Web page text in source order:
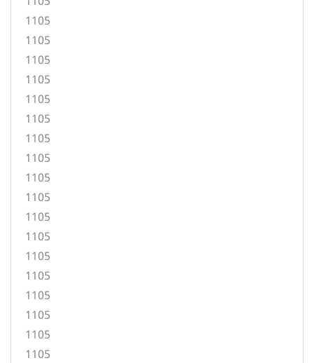
1105
1105
1105
1105
1105
1105
1105
1105
1105
1105
1105
1105
1105
1105
1105
1105
1105
1105